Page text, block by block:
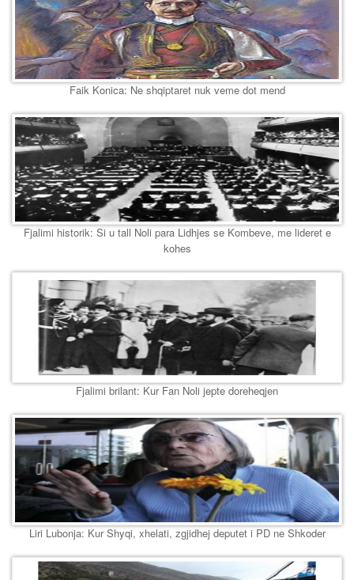
Faik Konica: Ne shqiptaret nuk veme dot mend
Fjalimi historik: Si u tall Noli para Lidhjes se Kombeve, me lideret e
kohes
Fjalimi brilant: Kur Fan Noli jepte doreheqjen
Liri Lubonja: Kur Shyqi, xhelati, zgjidhej deputet i PD ne Shkoder